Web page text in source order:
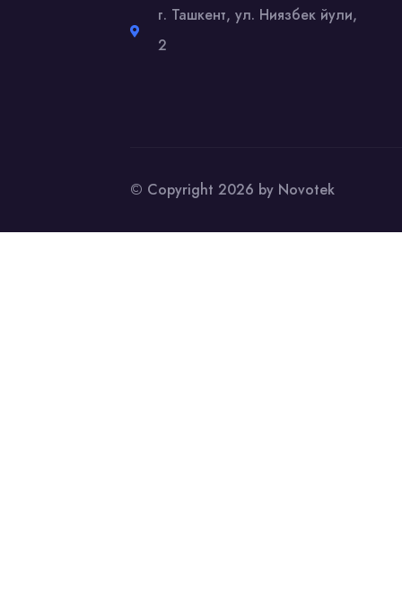
г. Ташкент, ул. Ниязбек йули,
2
© Copyright 2026 by Novotek